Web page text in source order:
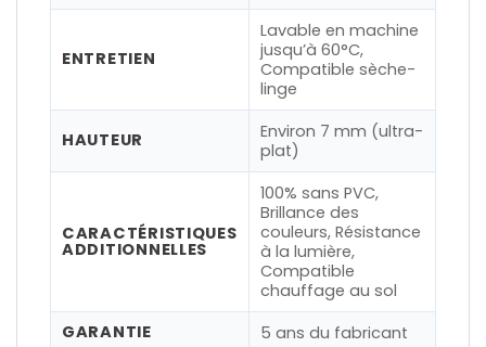
ENTRETIEN
Lavable en machine
jusqu’à 60°C,
Compatible sèche-
linge
HAUTEUR
Environ 7 mm (ultra-
plat)
CARACTÉRISTIQUES
ADDITIONNELLES
100% sans PVC,
Brillance des
couleurs, Résistance
à la lumière,
Compatible
chauffage au sol
GARANTIE
5 ans du fabricant